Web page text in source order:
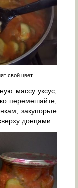
свой цвет
массу уксус,
перемешайте,
закупорьте
донцами.